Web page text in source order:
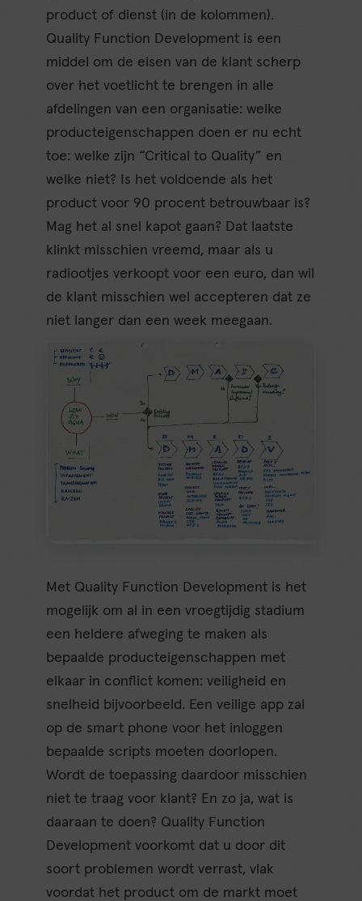
product of dienst (in de kolommen).
Quality Function Development is een
middel om de eisen van de klant scherp
over het voetlicht te brengen in alle
afdelingen van een organisatie: welke
producteigenschappen doen er nu echt
toe: welke zijn “Critical to Quality” en
welke niet? Is het voldoende als het
product voor 90 procent betrouwbaar is?
Mag het al snel kapot gaan? Dat laatste
klinkt misschien vreemd, maar als u
radiootjes verkoopt voor een euro, dan wil
de klant misschien wel accepteren dat ze
niet langer dan een week meegaan.
Met Quality Function Development is het
mogelijk om al in een vroegtijdig stadium
een heldere afweging te maken als
bepaalde producteigenschappen met
elkaar in conflict komen: veiligheid en
snelheid bijvoorbeeld. Een veilige app zal
op de smart phone voor het inloggen
bepaalde scripts moeten doorlopen.
Wordt de toepassing daardoor misschien
niet te traag voor klant? En zo ja, wat is
daaraan te doen? Quality Function
Development voorkomt dat u door dit
soort problemen wordt verrast, vlak
voordat het product om de markt moet